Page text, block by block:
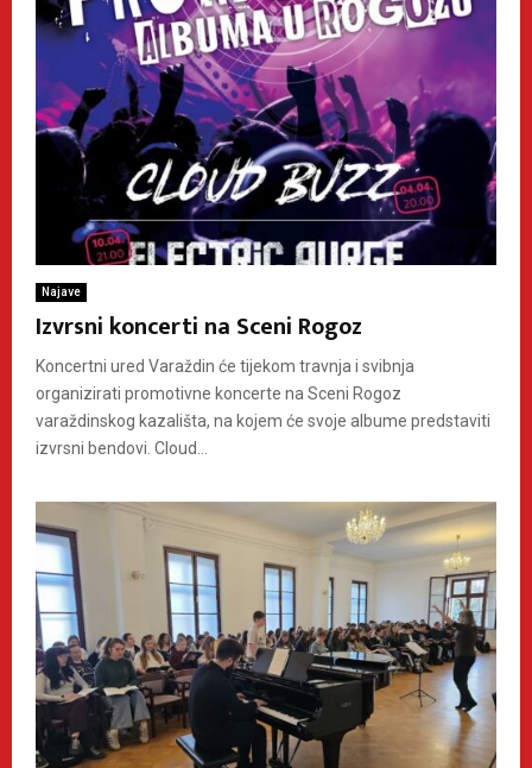
Najave
Izvrsni koncerti na Sceni Rogoz
Koncertni ured Varaždin će tijekom travnja i svibnja
organizirati promotivne koncerte na Sceni Rogoz
varaždinskog kazališta, na kojem će svoje albume predstaviti
izvrsni bendovi. Cloud...